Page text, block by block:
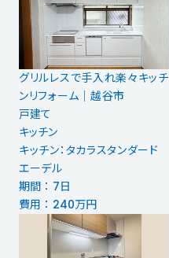
グリルレスで手入れ楽々キッチ
ンリフォーム｜越谷市
戸建て
キッチン
キッチン：タカラスタンダード
エーデル
期間 ： 7日
費用 ： 240万円